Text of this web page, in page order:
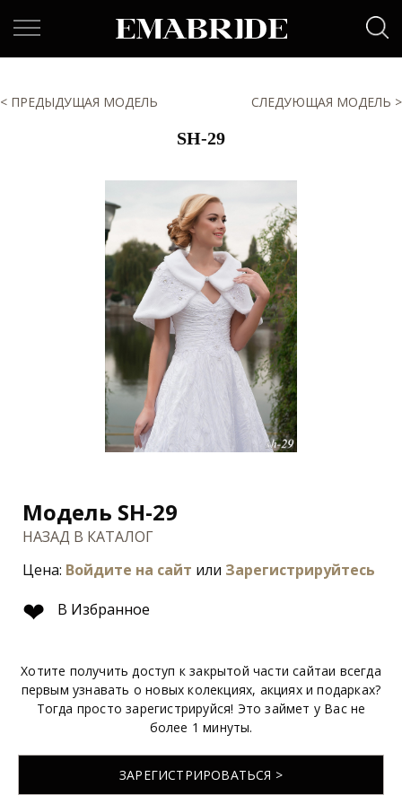
< ПРЕДЫДУЩАЯ МОДЕЛЬ СЛЕДУЮЩАЯ МОДЕЛЬ >
SH-29
Модель SH-29
НАЗАД В КАТАЛОГ
Цена: Войдите на сайт или Зарегистрируйтесь
❤ В Избранное
Хотите получить доступ к закрытой части сайтаи всегда
первым узнавать о новых колекциях, акциях и подарках?
Тогда просто зарегистрируйся! Это займет у Вас не
более 1 минуты.
ЗАРЕГИСТРИРОВАТЬСЯ >